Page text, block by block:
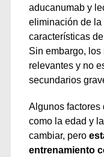
aducanumab y
eliminación de
características
Sin embargo,
relevantes y no
secundarios
Algunos factores
como la edad y
cambiar, pero
entrenamiento